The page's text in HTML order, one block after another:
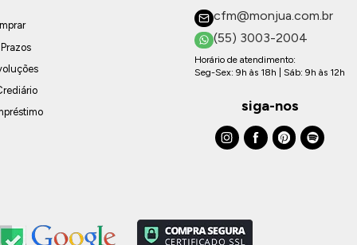
cfm@monjua.com.br
(55) 3003-2004
Horário de atendimento:
Seg-Sex: 9h às 18h | Sáb: 9h às 12h
siga-nos